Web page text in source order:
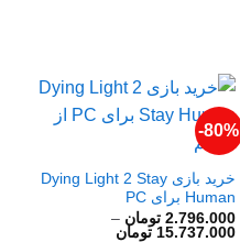
80%-
خرید بازی Dying Light 2 Stay
Human برای PC
2.796.000 تومان –
15.737.000 تومانمحدوده